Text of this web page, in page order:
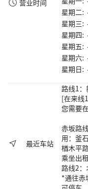
营业时间
星期二:
星期三:
星期四:
星期五:
星期六:
星期日:
最近车站
路线1
[在来线
您需要
赤坂路
用：釜
楢木平
乘坐出
路线2
*通往赤